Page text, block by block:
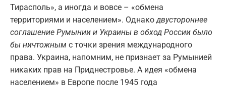
Тирасполь», а иногда и вовсе – «обмена
территориями и населением». Однакодвустороннее
соглашение Румынии и Украины в обход России было
бы ничтожным с точки зрения международного
права. Украина, напомним, не признает за Румынией
никаких прав на Приднестровье. А идея «обмена
населением» в Европе после 1945 года